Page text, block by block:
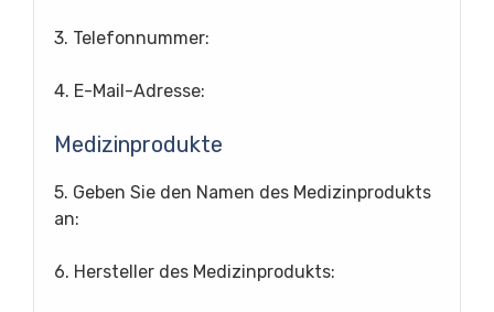
3. Telefonnummer:
4. E-Mail-Adresse:
Medizinprodukte
5. Geben Sie den Namen des Medizinprodukts
an:
6. Hersteller des Medizinprodukts: